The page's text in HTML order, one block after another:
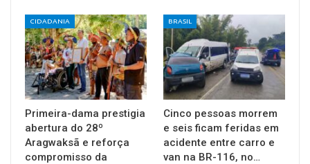
CIDADANIA
Primeira-dama prestigia
abertura do 28º
Aragwaksã e reforça
compromisso da
BRASIL
Cinco pessoas morrem
e seis ficam feridas em
acidente entre carro e
van na BR-116, no…